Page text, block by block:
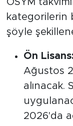
ÖSYM
kategorilerin
şöyle
Ön
Ağustos
alınacak.
2026'da